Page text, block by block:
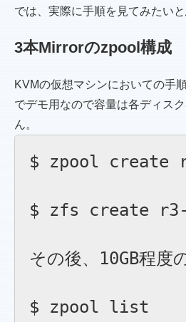
では、実際に手順を見てみたいと
3本Mirrorのzpool構成
KVMの仮想マシンにおいての手
でデモ用なので容量は各ディス
ん。
$ zpool create
$ zfs create r3-a/
その後、10GB程
$ zpool list